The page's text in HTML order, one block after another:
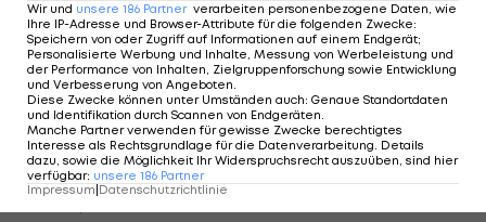
Zur Pause musste der angeschlagene Duje Caleta-
Car in der Kabine bleiben, was die durch den
Ausfall des an Muskelproblemen laborierenden
Andreas Ulmer ohnehin schon geschwächte
Salzburger Defensive nicht gerade sattelfester
machte. Erstmals brenzlig wurde es in der 47.
Wir und unsere 186 Partner verarbeiten personenbezogene Daten, wie
Ihre IP-Adresse und Browser-Attribute für die folgenden Zwecke:
Speichern von oder Zugriff auf Informationen auf einem Endgerät;
Personalisierte Werbung und Inhalte, Messung von Werbeleistung und
der Performance von Inhalten, Zielgruppenforschung sowie Entwicklung
und Verbesserung von Angeboten.
Diese Zwecke können unter Umständen auch: Genaue Standortdaten
und Identifikation durch Scannen von Endgeräten.
Manche Partner verwenden für gewisse Zwecke berechtigtes
Interesse als Rechtsgrundlage für die Datenverarbeitung. Details
dazu, sowie die Möglichkeit Ihr Widerspruchsrecht auszuüben, sind hier
verfügbar: unsere 186 Partner
Impressum Datenschutzrichtlinie